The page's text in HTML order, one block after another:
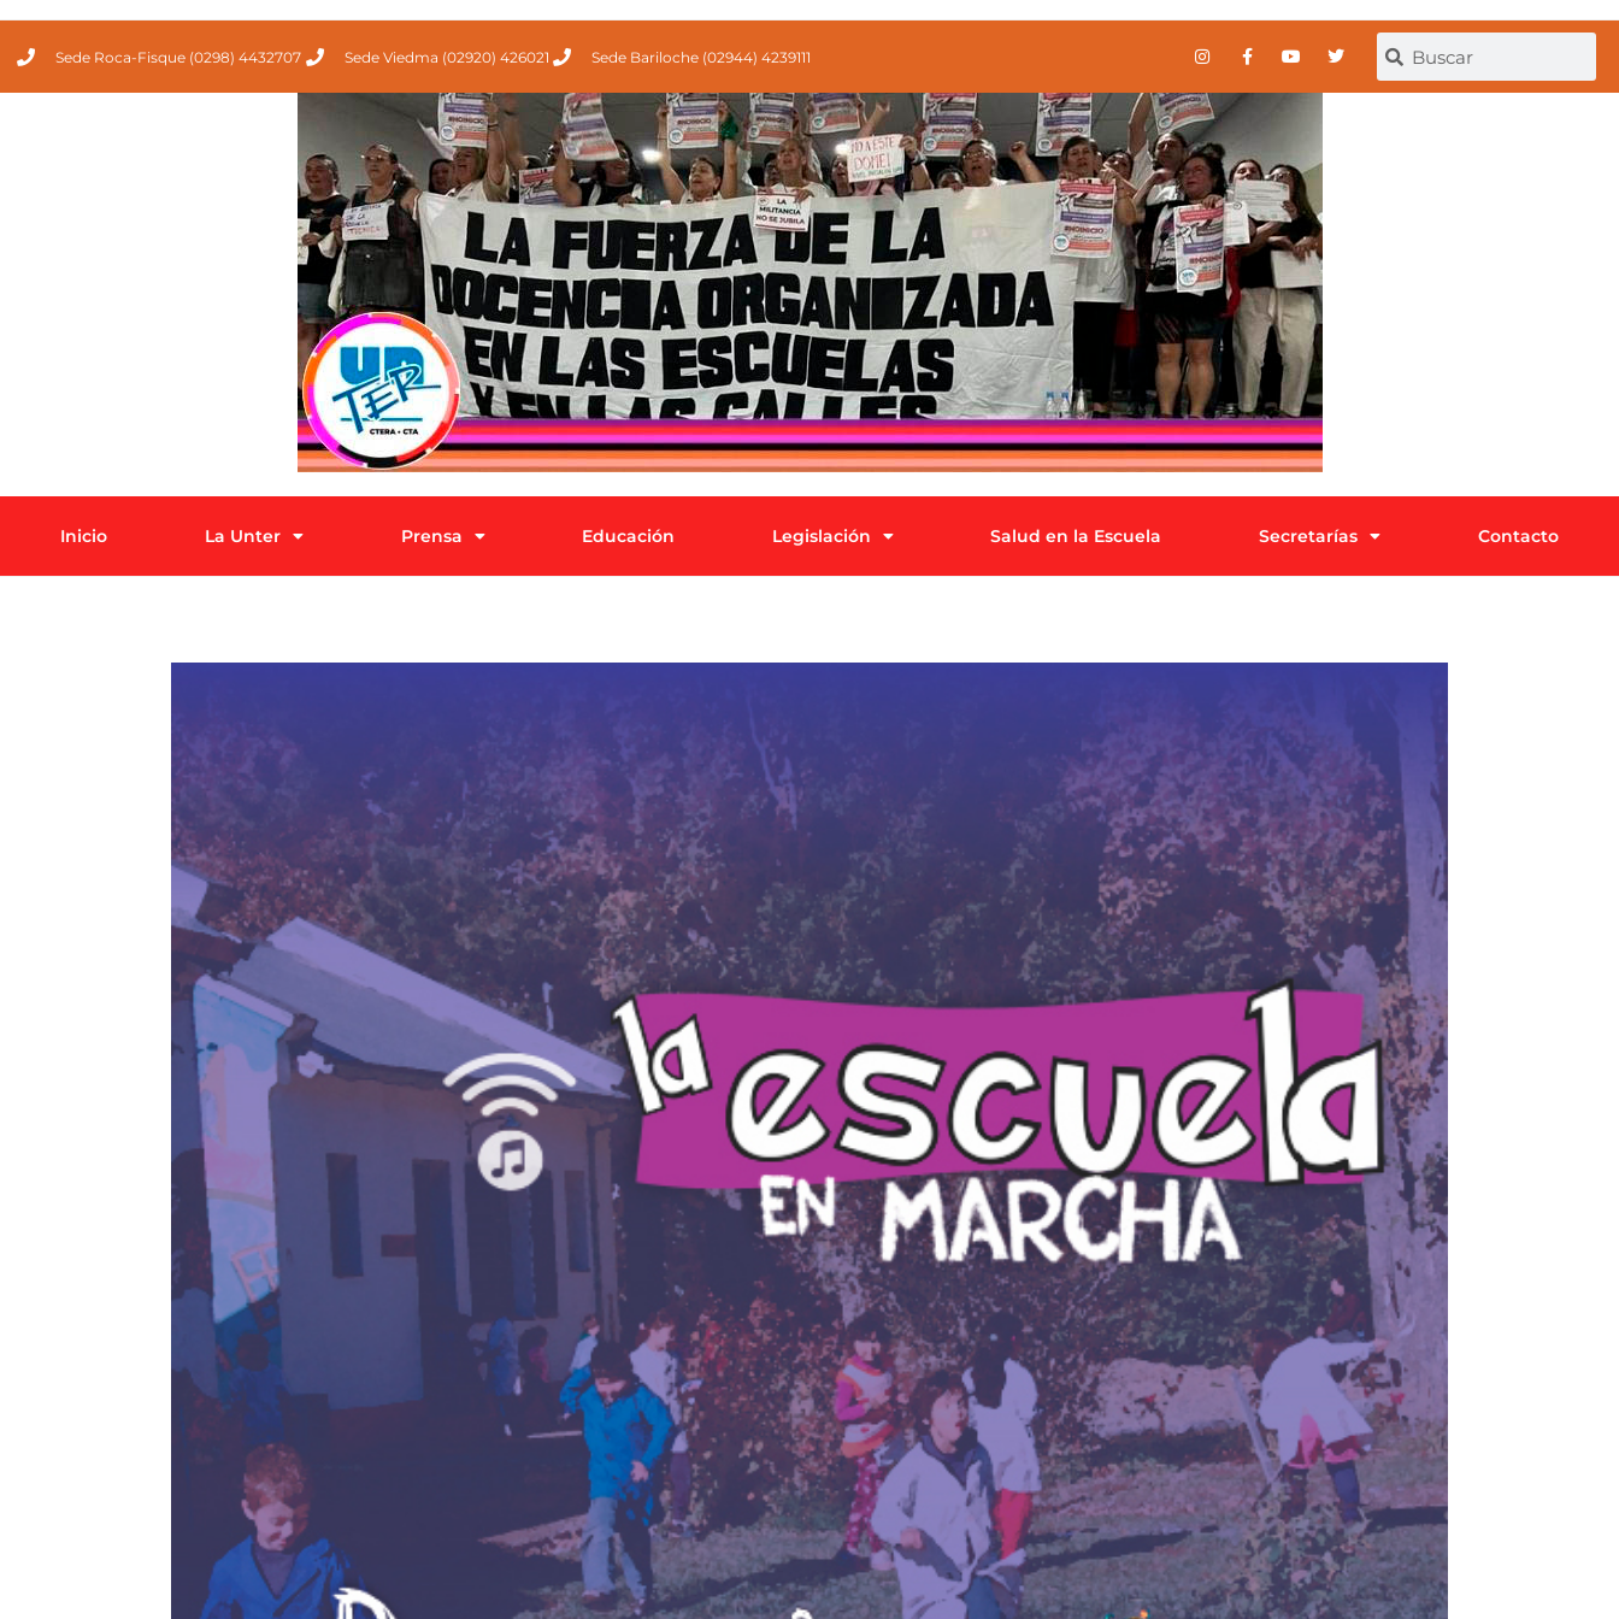
Sede Roca-Fisque (0298) 4432707 Sede Viedma (02920) 426021 Sede Bariloche (02944) 4239111
Inicio La Unter Prensa Educación Legislación Salud en la Escuela Secretarías Contacto